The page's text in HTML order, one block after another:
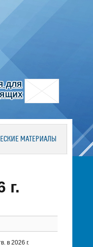
для
МАТЕРИАЛЫ
г.
в 2026 г.